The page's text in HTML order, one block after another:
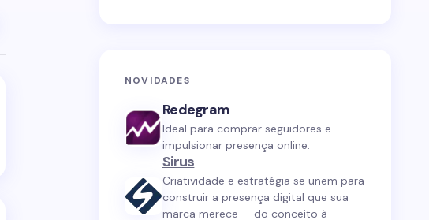
NOVIDADES
Redegram
Ideal para comprar seguidores e
impulsionar presença online.
Sirus
Criatividade e estratégia se unem para
construir a presença digital que sua
marca merece — do conceito à